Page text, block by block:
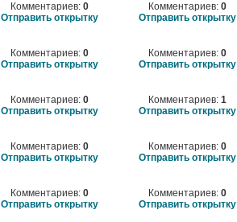
Комментариев: 0
Отправить открытку
Комментариев: 0
Отправить открытку
Комментариев: 0
Отправить открытку
Комментариев: 0
Отправить открытку
Комментариев: 0
Отправить открытку
Комментариев: 1
Отправить открытку
Комментариев: 0
Отправить открытку
Комментариев: 0
Отправить открытку
Комментариев: 0
Отправить открытку
Комментариев: 0
Отправить открытку